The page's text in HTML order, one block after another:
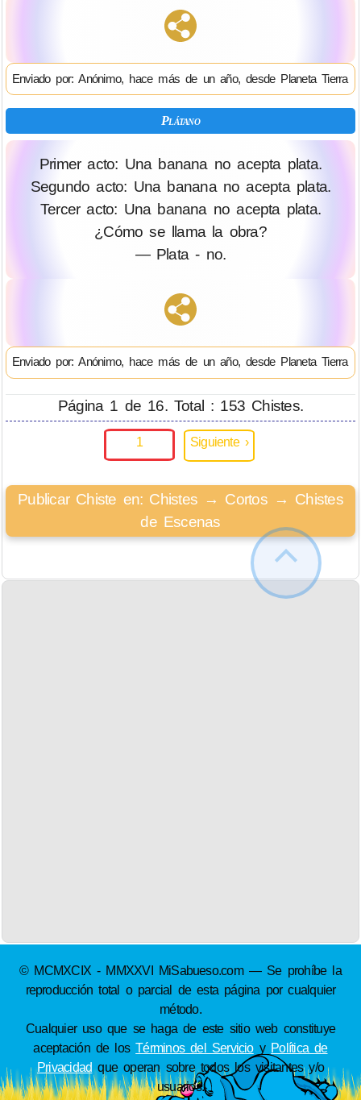
Enviado por: Anónimo, hace más de un año, desde Planeta Tierra
Plátano
Primer acto: Una banana no acepta plata.
Segundo acto: Una banana no acepta plata.
Tercer acto: Una banana no acepta plata.
¿Cómo se llama la obra?
— Plata - no.
Enviado por: Anónimo, hace más de un año, desde Planeta Tierra
Página 1 de 16. Total : 153 Chistes.
1 Siguiente ›
Publicar Chiste en: Chistes → Cortos → Chistes
de Escenas
© MCMXCIX - MMXXVI MiSabueso.com — Se prohíbe la
reproducción total o parcial de esta página por cualquier
método.
Cualquier uso que se haga de este sitio web constituye
aceptación de losTérminos del Servicioy Política de
Privacidad que operan sobre todos los visitantes y/o
usuarios.